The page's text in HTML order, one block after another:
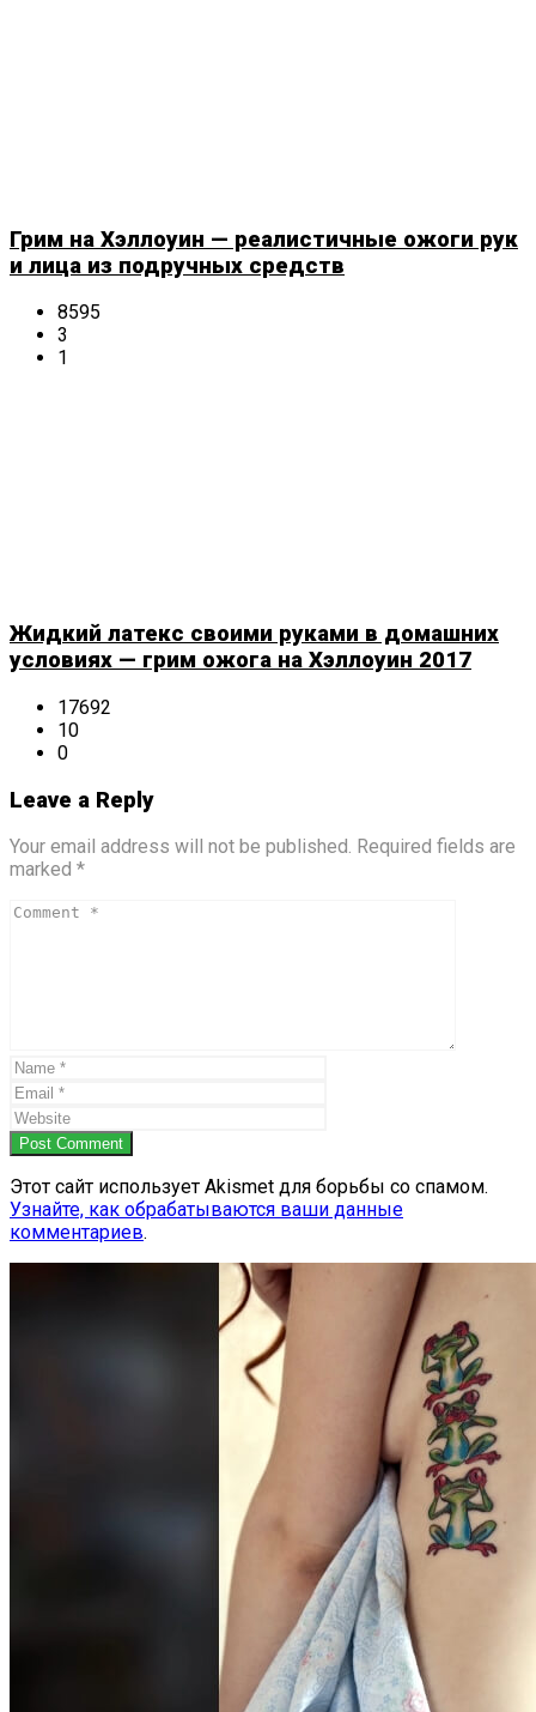
Грим на Хэллоуин — реалистичные ожоги рук
и лица из подручных средств
8595
3
1
Жидкий латекс своими руками в домашних
условиях — грим ожога на Хэллоуин 2017
17692
10
0
Leave a Reply
Your email address will not be published. Required fields are
marked *
Post Comment
Этот сайт использует Akismet для борьбы со спамом.
Узнайте, как обрабатываются ваши данные
комментариев.